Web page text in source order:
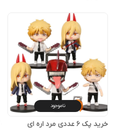
ناموجود
خرید پک ۶ عددی مرد اره ای